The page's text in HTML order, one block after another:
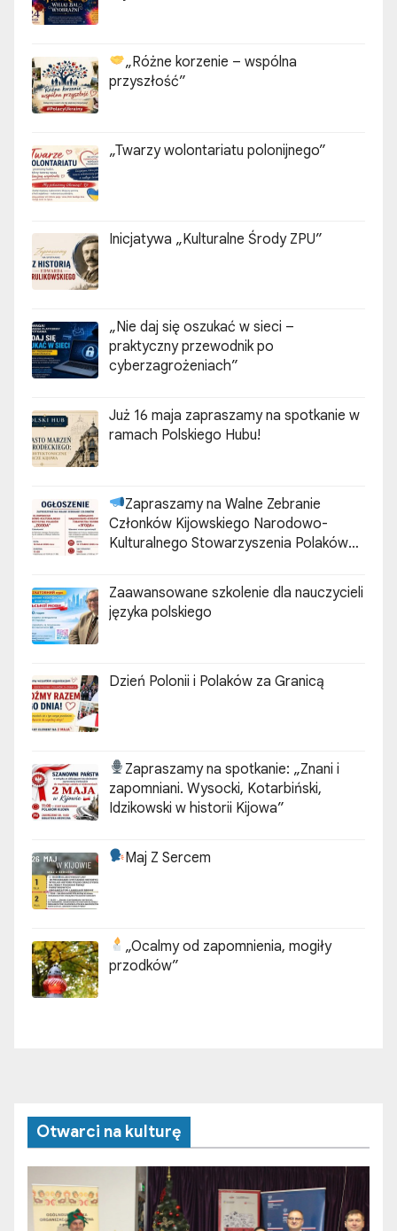
„Różne korzenie – wspólna
przyszłość”
„Twarzy wolontariatu polonijnego”
Inicjatywa „Kulturalne Środy ZPU”
„Nie daj się oszukać w sieci –
praktyczny przewodnik po
cyberzagrożeniach”
Już 16 maja zapraszamy na spotkanie w
ramach Polskiego Hubu!
Zapraszamy na Walne Zebranie
Członków Kijowskiego Narodowo-
Kulturalnego Stowarzyszenia Polaków
Zaawansowane szkolenie dla nauczycieli
języka polskiego
Dzień Polonii i Polaków za Granicą
Zapraszamy na spotkanie: „Znani i
zapomniani. Wysocki, Kotarbiński,
Idzikowski w historii Kijowa”
Maj Z Sercem
„Ocalmy od zapomnienia, mogiły
przodków”
Otwarci na kulturę